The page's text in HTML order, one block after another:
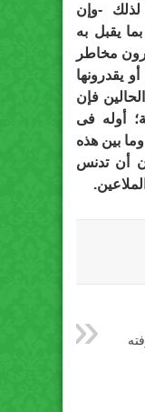
-وإن
يقبل به
مخاطر
يقدرونها
فإن
أوله فى
بين هذه
أن تدنس